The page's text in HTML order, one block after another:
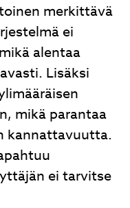
merkittävä
ei
alentaa
Lisäksi
mikä parantaa
kannattavuutta.
ei tarvitse